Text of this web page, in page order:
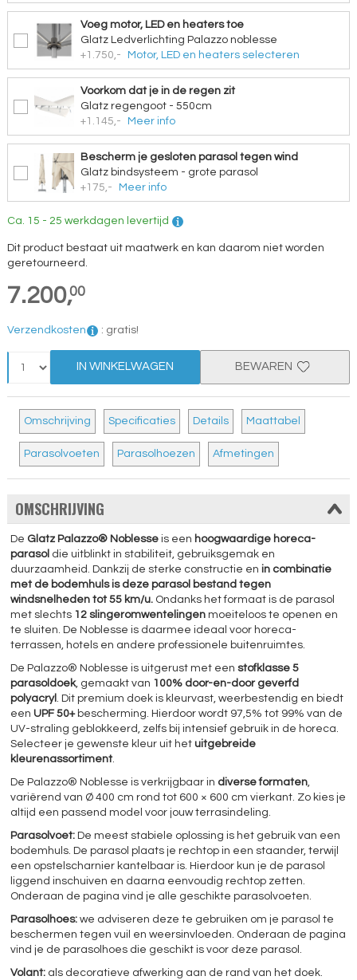
Voeg motor, LED en heaters toe
Glatz Ledverlichting Palazzo noblesse
+1.750,-
Motor, LED en heaters selecteren
Voorkom dat je in de regen zit
Glatz regengoot - 550cm
+1.145,-
Meer info
Bescherm je gesloten parasol tegen wind
Glatz bindsysteem - grote parasol
+175,-
Meer info
Ca. 15 - 25 werkdagen levertijd
Dit product bestaat uit maatwerk en kan daarom niet worden
geretourneerd.
7.200,00
Verzendkosten : gratis!
IN WINKELWAGEN BEWAREN
Omschrijving Specificaties Details Maattabel
Parasolvoeten Parasolhoezen Afmetingen
OMSCHRIJVING
De Glatz Palazzo® Noblesse is een hoogwaardige horeca-
parasol die uitblinkt in stabiliteit, gebruiksgemak en
duurzaamheid. Dankzij de sterke constructie en in combinatie
met de bodemhuls is deze parasol bestand tegen
windsnelheden tot 55 km/u. Ondanks het formaat is de parasol
met slechts 12 slingeromwentelingen moeiteloos te openen en
te sluiten. De Noblesse is daarmee ideaal voor horeca-
terrassen, hotels en andere professionele buitenruimtes.
De Palazzo® Noblesse is uitgerust met eenstofklasse 5
parasoldoek, gemaakt van 100% door-en-door geverfd
polyacryl . Dit premium doek is kleurvast, weerbestendig en biedt
een UPF 50+bescherming. Hierdoor wordt 97,5% tot 99% van de
UV-straling geblokkeerd, zelfs bij intensief gebruik in de horeca.
Selecteer je gewenste kleur uit het uitgebreide
kleurenassortiment.
De Palazzo® Noblesse is verkrijgbaar in diverse formaten,
variërend van Ø 400 cm rond tot 600 × 600 cm vierkant. Zo kies je
altijd een passend model voor jouw terrasindeling.
Parasolvoet: De meest stabiele oplossing is het gebruik van een
bodemhuls. De parasol plaats je rechtop in een staander, terwijl
een opstelscharnier kantelbaar is. Hierdoor kun je de parasol
liggend inschuiven en daarna eenvoudig rechtop zetten.
Onderaan de pagina vind je alle geschikte parasolvoeten.
Parasolhoes: we adviseren deze te gebruiken om je parasol te
beschermen tegen vuil en weersinvloeden. Onderaan de pagina
vind je de parasolhoes die geschikt is voor deze parasol.
Volant: als decoratieve afwerking aan de rand van het doek.